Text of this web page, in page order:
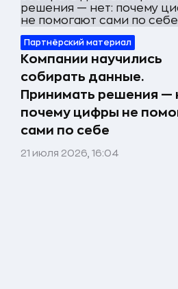
Партнёрский материал
Компании научились
собирать данные.
Принимать решения —
почему цифры не
сами по себе
21 июля 2026, 16:04